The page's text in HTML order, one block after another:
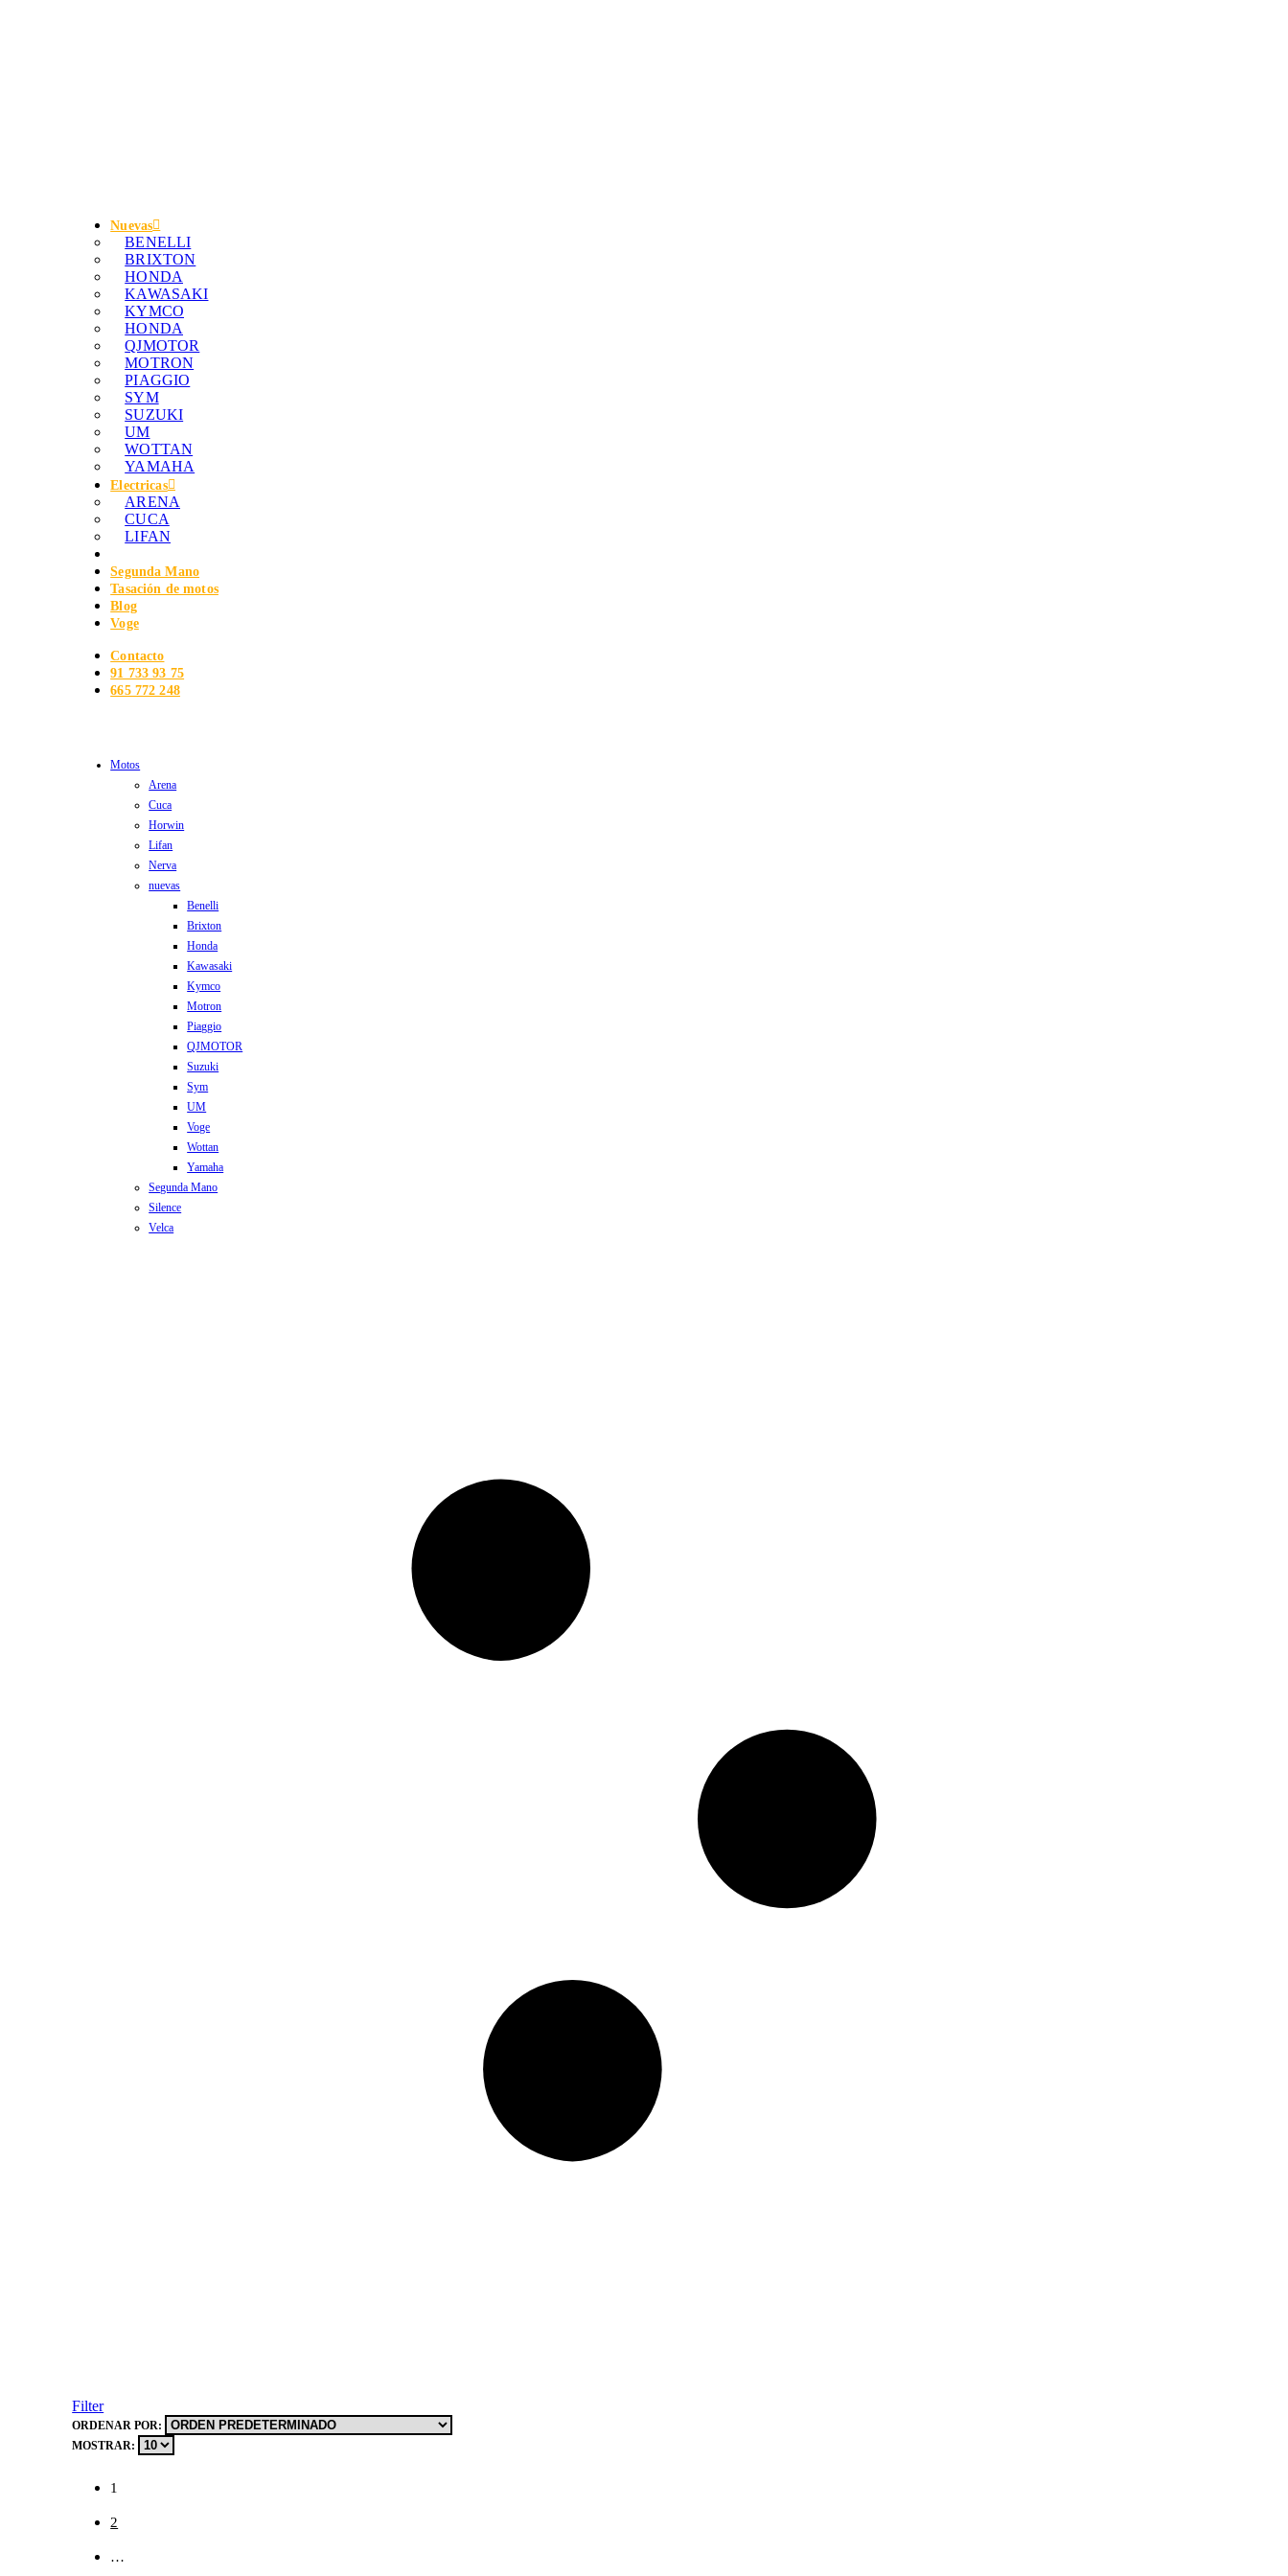
Nuevas
BENELLI
BRIXTON
HONDA
KAWASAKI
KYMCO
HONDA
QJMOTOR
MOTRON
PIAGGIO
SYM
SUZUKI
UM
WOTTAN
YAMAHA
Electricas
ARENA
CUCA
LIFAN
Segunda Mano
Tasación de motos
Blog
Voge
Contacto
91 733 93 75
665 772 248
Motos
Arena
Cuca
Horwin
Lifan
Nerva
nuevas
Benelli
Brixton
Honda
Kawasaki
Kymco
Motron
Piaggio
QJMOTOR
Suzuki
Sym
UM
Voge
Wottan
Yamaha
Segunda Mano
Silence
Velca
Filter
ORDENAR POR:
MOSTRAR:
1
2
…